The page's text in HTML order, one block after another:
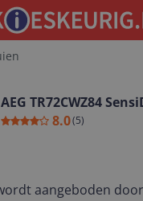
AEG TR72CWZ84
8.0(5)
aangeboden door